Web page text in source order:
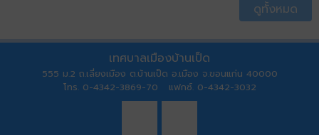
ดูทั้งหมด
เทศบาลเมืองบ้านเป็ด
555 ม.2 ถ.เลี่ยงเมือง ต.บ้านเป็ด อ.เมือง จ.ขอนแก่น 40000
โทร. 0-4342-3869-70 แฟกซ์. 0-4342-3032